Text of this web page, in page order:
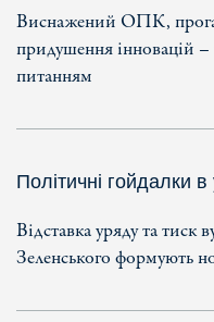
Виснажений ОПК,
придушення інновацій –
питанням
Політичні гойдалки
Відставка уряду та тиск
Зеленського формують